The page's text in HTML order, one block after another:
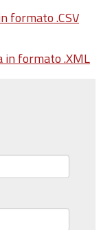
formato .CSV
in formato .XML